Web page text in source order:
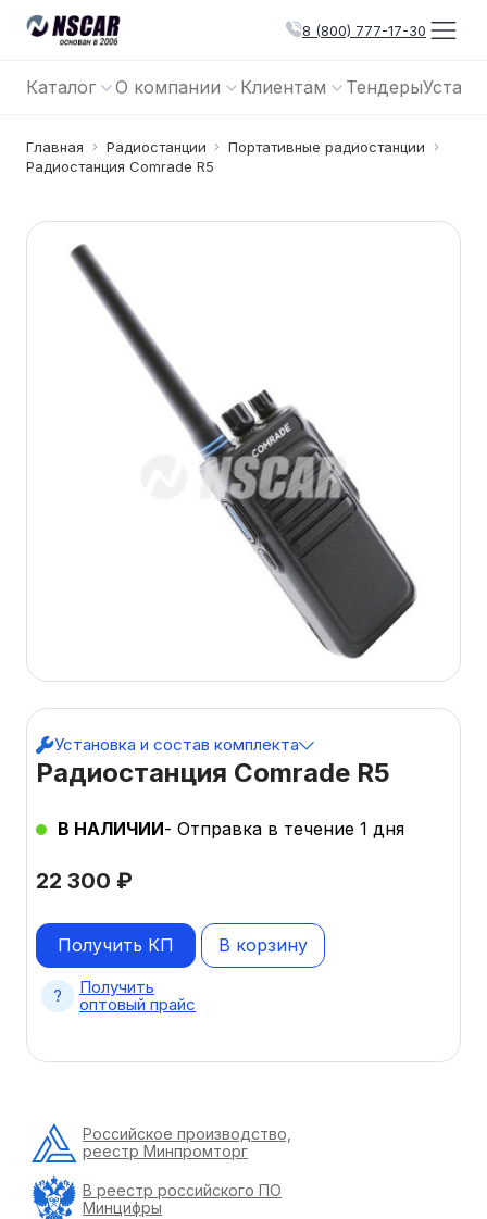
8 (800) 777-17-30
Каталог О компании Клиентам Тендеры
Главная Радиостанции
Портативные радиостанции
Радиостанция Comrade R5
Радиостанция Comrade R5
22 300 ₽
В НАЛИЧИИ- Отправка в течение 1 дня
Установка и состав комплекта
В корзину
Получить КП
Получить
оптовый прайс
Российское производство,
реестр Минпромторг
В реестр российского ПО
Минцифры